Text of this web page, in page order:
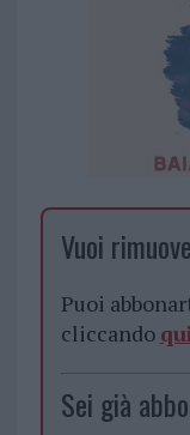
Vuoi
Puoi
cliccando
Sei già